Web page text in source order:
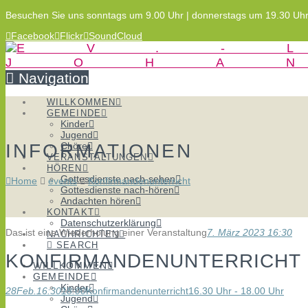
Besuchen Sie uns sonntags um 9.00 Uhr | donnerstags um 19.30 Uhr
Facebook Flickr SoundCloud
Navigation
WILLKOMMEN
GEMEINDE
Kinder
Jugend
Chöre
VERANSTALTUNGEN
HÖREN
Gottesdienste nach-sehen
Gottesdienste nach-hören
Andachten hören
KONTAKT
Datenschutzerklärung
NACHRICHTEN
SEARCH
WILLKOMMEN
GEMEINDE
Kinder
Jugend
INFORMATIONEN
Home events Konfirmandenunterricht
Das ist eine Wiederholung einer Veranstaltung7. März 2023 16:30
KONFIRMANDENUNTERRICHT
28Feb. 16:3018:00Konfirmandenunterricht16.30 Uhr - 18.00 Uhr